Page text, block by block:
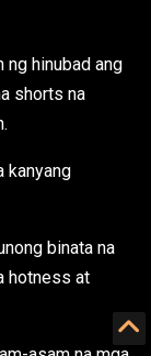
ng hinubad ang
shorts na
kanyang
binata na
hotness at